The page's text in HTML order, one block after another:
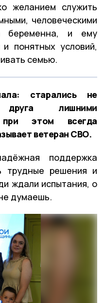
желанием служить
человеческими
беременна, и ему
понятных условий,
семью.
старались не
лишними
этом всегда
ветеран СВО.
поддержка
трудные решения и
ждали испытания, о
думаешь.